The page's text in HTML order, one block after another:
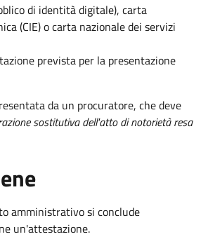
di identità digitale), carta
(CIE) o carta nazionale dei servizi
prevista per la presentazione
da un procuratore, che deve
sostitutiva dell'atto di notorietà resa
amministrativo si conclude
un'attestazione.